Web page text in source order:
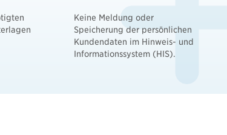
Keine Meldung oder
Speicherung der persönlichen
Kundendaten im Hinweis- und
Informationssystem (HIS).